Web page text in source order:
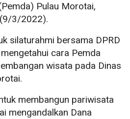
Pulau Morotai,
(9/3/2022).
silaturahmi bersama DPRD
cara Pemda
wisata pada Dinas
membangun pariwisata
mengandalkan Dana